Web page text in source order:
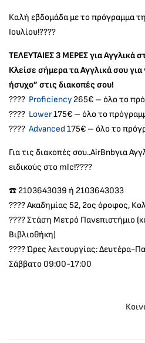
Καλή εβδομάδα με το πρόγραμμα
Ιουλίου!????
ΤΕΛΕΥΤΑΙΕΣ 3 ΜΕΡΕΣ για Αγγλικά
Κλείσε σήμερα τα Αγγλικά σου
ήσυχο” στις διακοπές σου!
???? Proficiency 265€ – όλο το
???? Lower175€ – όλο το
???? Advanced 175€ – όλο το
Για τις διακοπές σου..AirBnbγια
ειδικούς στο mlc!????
☎️ 2103643039 ή 2103643033
???? Ακαδημίας 52, 2ος όροφος,
???? Στάση Μετρό Πανεπιστήμιο
Βιβλιοθήκη)
???? Ώρες λειτουργίας: Δευτέρα-
Σάββατο 09:00-17:00